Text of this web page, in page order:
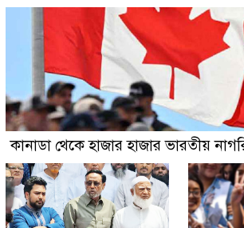
কানাডা থেকে হাজার হাজার ভারতীয়